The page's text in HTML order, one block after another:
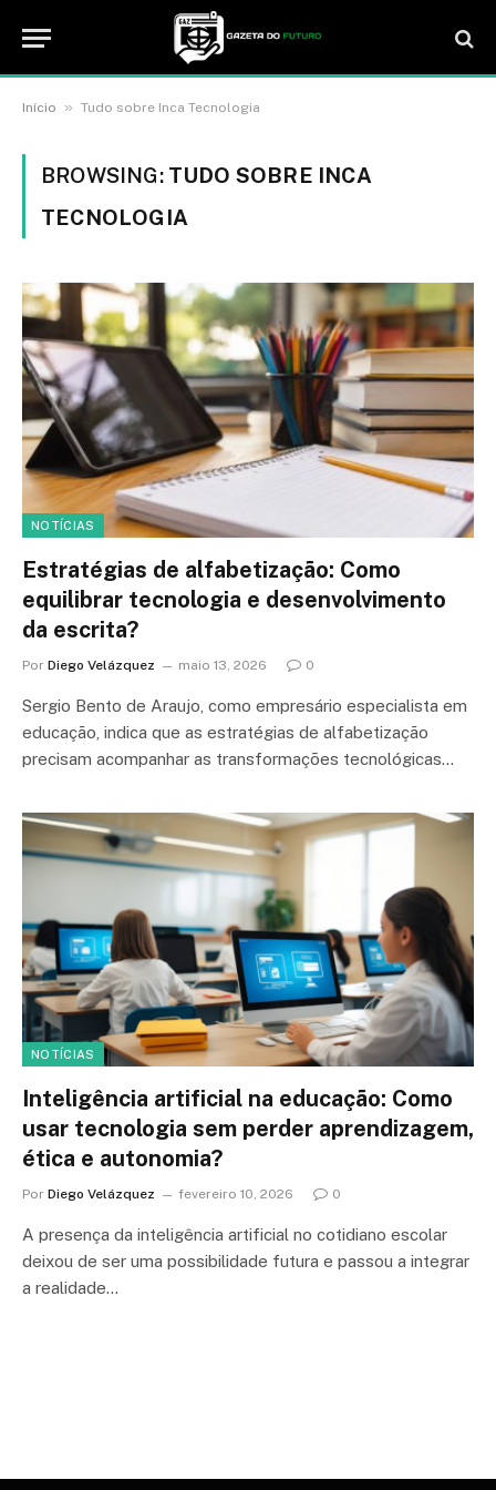
Início » Tudo sobre Inca Tecnologia
BROWSING: TUDO SOBRE INCA
TECNOLOGIA
NOTÍCIAS
Estratégias de alfabetização: Como
equilibrar tecnologia e desenvolvimento
da escrita?
Por Diego Velázquez maio 13, 2026 0
Sergio Bento de Araujo, como empresário especialista em
educação, indica que as estratégias de alfabetização
precisam acompanhar as transformações tecnológicas…
NOTÍCIAS
Inteligência artificial na educação: Como
usar tecnologia sem perder aprendizagem,
ética e autonomia?
Por Diego Velázquez fevereiro 10, 2026 0
A presença da inteligência artificial no cotidiano escolar
deixou de ser uma possibilidade futura e passou a integrar
a realidade…